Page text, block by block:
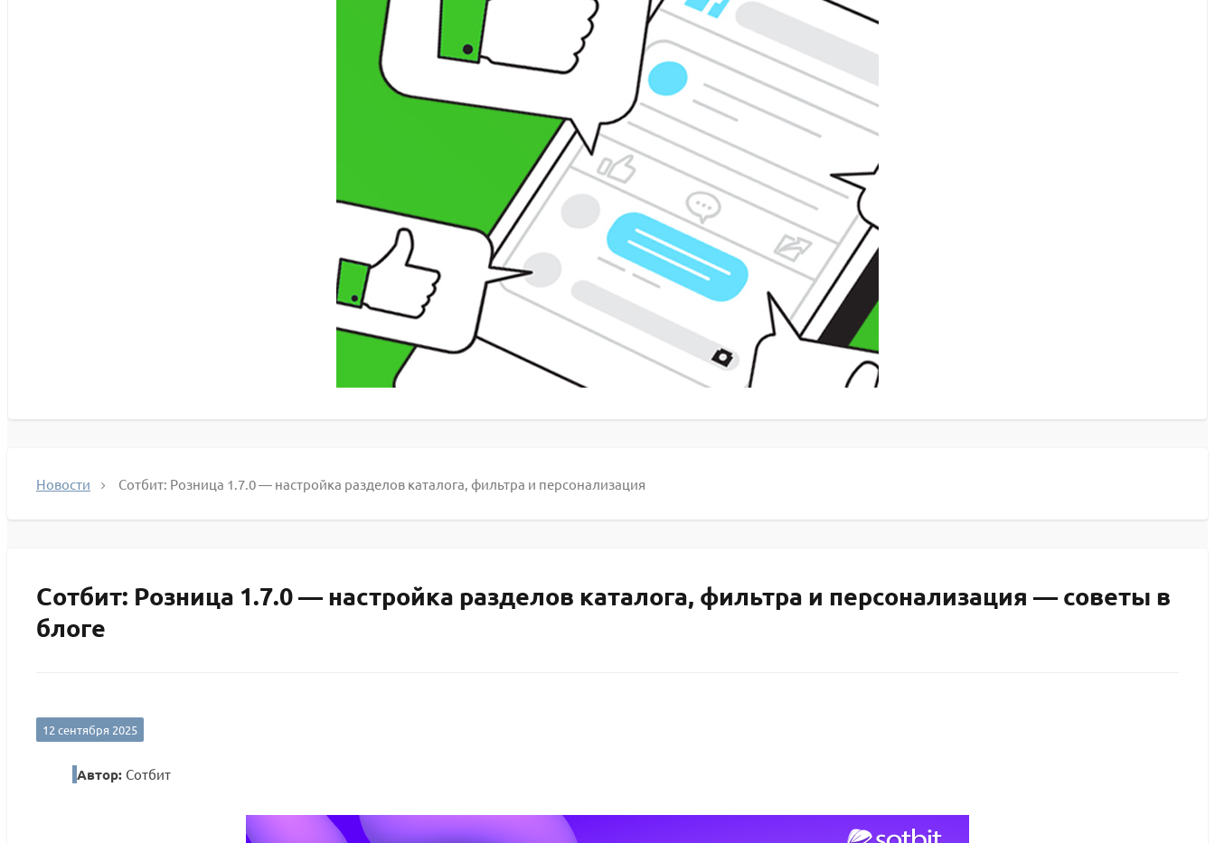
Новости Сотбит: Розница 1.7.0 — настройка разделов каталога, фильтра и персонализация
Сотбит: Розница 1.7.0 — настройка разделов каталога, фильтра и персонализация — советы в
блоге
12 сентября 2025
Автор: Сотбит